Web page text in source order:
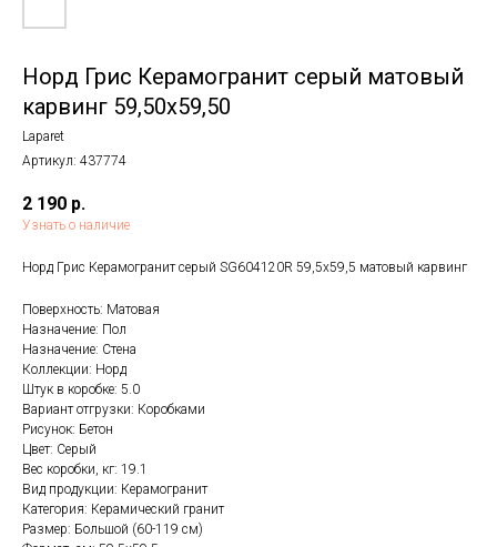
Норд Грис Керамогранит серый матовый
карвинг 59,50x59,50
Laparet
Артикул: 437774
2 190 р.
Узнать о наличие
Норд Грис Керамогранит серый SG604120R 59,5х59,5 матовый карвинг
Поверхность: Матовая
Назначение: Пол
Назначение: Стена
Коллекции: Норд
Штук в коробке: 5.0
Вариант отгрузки: Коробками
Рисунок: Бетон
Цвет: Серый
Вес коробки, кг: 19.1
Вид продукции: Керамогранит
Категория: Керамический гранит
Размер: Большой (60-119 см)